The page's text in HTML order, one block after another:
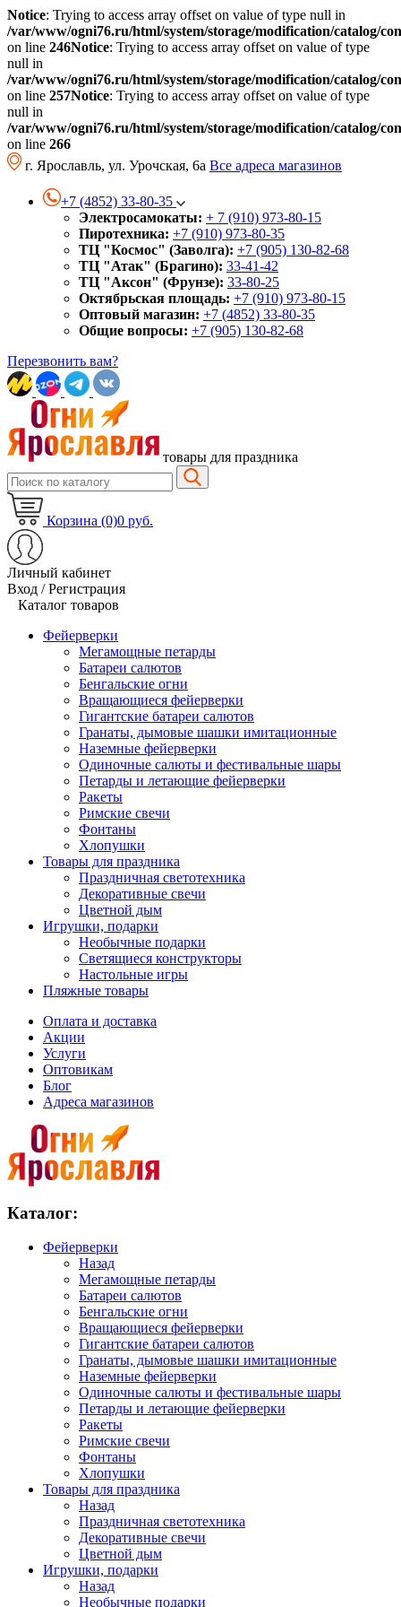
Notice: Trying to access array offset on value of type null in
/var/www/ogni76.ru/html/system/storage/modification/catalog/
on line 246Notice: Trying to access array offset on value of type
null in
/var/www/ogni76.ru/html/system/storage/modification/catalog/
on line 257Notice: Trying to access array offset on value of type
null in
/var/www/ogni76.ru/html/system/storage/modification/catalog/
on line 266
г. Ярославль, ул. Урочская, 6а Все адреса магазинов
+7 (4852) 33-80-35
Электросамокаты: + 7 (910) 973-80-15
Пиротехника: +7 (910) 973-80-35
ТЦ "Космос" (Заволга): +7 (905) 130-82-68
ТЦ "Атак" (Брагино): 33-41-42
ТЦ "Аксон" (Фрунзе): 33-80-25
Октябрьская площадь: +7 (910) 973-80-15
Оптовый магазин: +7 (4852) 33-80-35
Общие вопросы: +7 (905) 130-82-68
Перезвонить вам?
товары для праздника
Корзина (0)0 руб.
Личный кабинет
Вход / Регистрация
Каталог товаров
Фейерверки
Мегамощные петарды
Батареи салютов
Бенгальские огни
Вращающиеся фейерверки
Гигантские батареи салютов
Гранаты, дымовые шашки имитационные
Наземные фейерверки
Одиночные салюты и фестивальные шары
Петарды и летающие фейерверки
Ракеты
Римские свечи
Фонтаны
Хлопушки
Товары для праздника
Праздничная светотехника
Декоративные свечи
Цветной дым
Игрушки, подарки
Необычные подарки
Светящиеся конструкторы
Настольные игры
Пляжные товары
Оплата и доставка
Акции
Услуги
Оптовикам
Блог
Адреса магазинов
Каталог:
Фейерверки
Назад
Мегамощные петарды
Батареи салютов
Бенгальские огни
Вращающиеся фейерверки
Гигантские батареи салютов
Гранаты, дымовые шашки имитационные
Наземные фейерверки
Одиночные салюты и фестивальные шары
Петарды и летающие фейерверки
Ракеты
Римские свечи
Фонтаны
Хлопушки
Товары для праздника
Назад
Праздничная светотехника
Декоративные свечи
Цветной дым
Игрушки, подарки
Назад
Необычные подарки